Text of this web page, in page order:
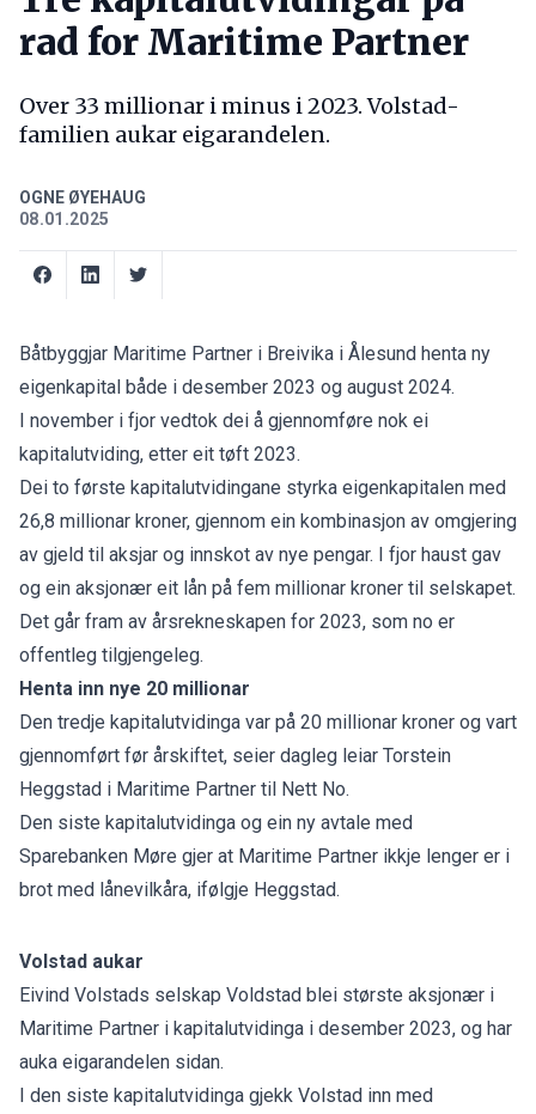
rad for Maritime Partner
Over 33 millionar i minus i 2023. Volstad-
familien aukar eigarandelen.
OGNE ØYEHAUG
08.01.2025
Båtbyggjar Maritime Partner i Breivika i Ålesund henta ny
eigenkapital både i desember 2023 og august 2024.
I november i fjor vedtok dei å gjennomføre nok ei
kapitalutviding, etter eit tøft 2023.
Dei to første kapitalutvidingane styrka eigenkapitalen med
26,8 millionar kroner, gjennom ein kombinasjon av omgjering
av gjeld til aksjar og innskot av nye pengar. I fjor haust gav
og ein aksjonær eit lån på fem millionar kroner til selskapet.
Det går fram av årsrekneskapen for 2023, som no er
offentleg tilgjengeleg.
Henta inn nye 20 millionar
Den tredje kapitalutvidinga var på 20 millionar kroner og vart
gjennomført før årskiftet, seier dagleg leiar Torstein
Heggstad i Maritime Partner til Nett No.
Den siste kapitalutvidinga og ein ny avtale med
Sparebanken Møre gjer at Maritime Partner ikkje lenger er i
brot med lånevilkåra, ifølgje Heggstad.
Volstad aukar
Eivind Volstads selskap Voldstad blei største aksjonær i
Maritime Partner i kapitalutvidinga i desember 2023, og har
auka eigarandelen sidan.
I den siste kapitalutvidinga gjekk Volstad inn med